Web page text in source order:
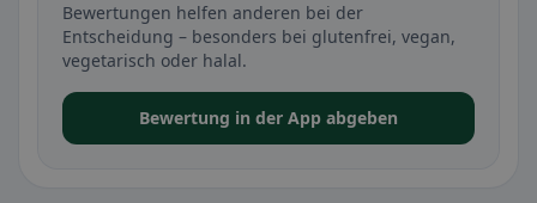
Bewertungen helfen anderen bei der
Entscheidung – besonders bei glutenfrei, vegan,
vegetarisch oder halal.
Bewertung in der App abgeben